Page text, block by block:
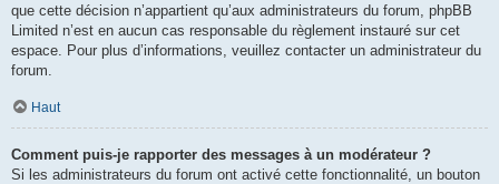
que cette décision n’appartient qu’aux administrateurs du forum, phpBB
Limited n’est en aucun cas responsable du règlement instauré sur cet
espace. Pour plus d’informations, veuillez contacter un administrateur du
forum.
Haut
Comment puis-je rapporter des messages à un modérateur ?
Si les administrateurs du forum ont activé cette fonctionnalité, un bouton